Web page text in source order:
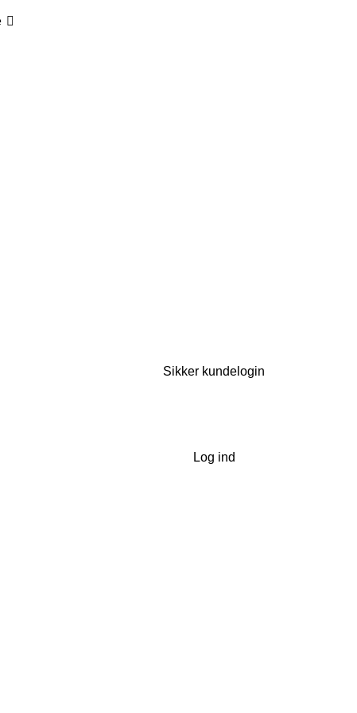
Sikker kundelogin